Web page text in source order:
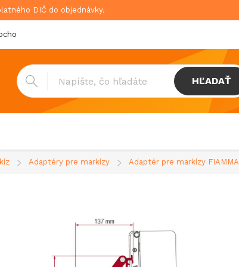
DIČ do objednávky.
podmienky
HĽADAŤ
Adaptéry pre markízy Adaptér pre markízy FIAMMA